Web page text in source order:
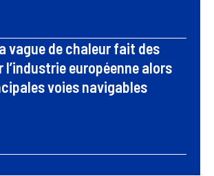
vague de chaleur fait des
l’industrie européenne alors
voies navigables